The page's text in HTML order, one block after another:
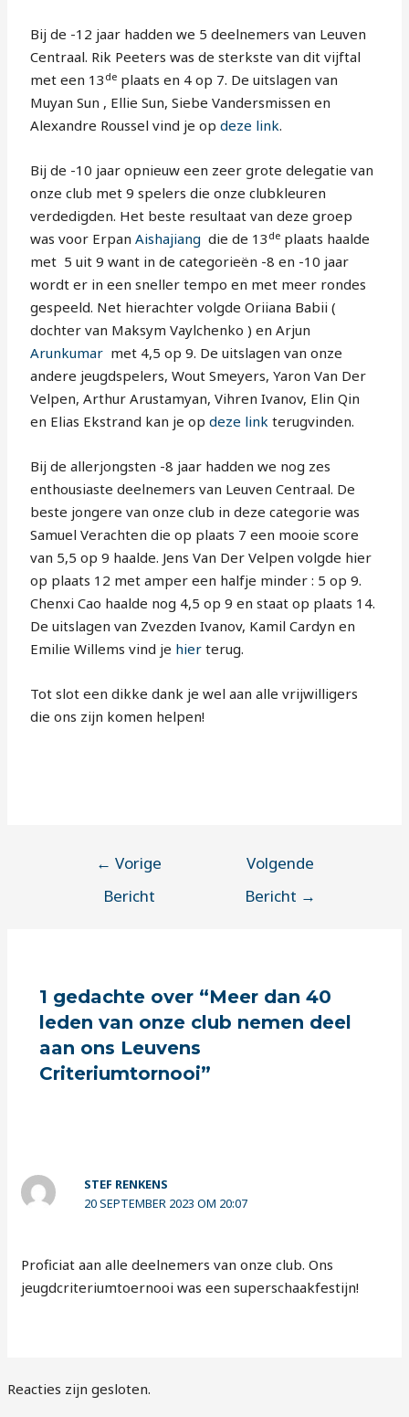
Bij de -12 jaar hadden we 5 deelnemers van Leuven
Centraal. Rik Peeters was de sterkste van dit vijftal
met een 13 de plaats en 4 op 7. De uitslagen van
Muyan Sun , Ellie Sun, Siebe Vandersmissen en
Alexandre Roussel vind je opdeze link.
Bij de -10 jaar opnieuw een zeer grote delegatie van
onze club met 9 spelers die onze clubkleuren
verdedigden. Het beste resultaat van deze groep
was voor ErpanAishajiangdie de 13 de plaats haalde
met 5 uit 9 want in de categorieën -8 en -10 jaar
wordt er in een sneller tempo en met meer rondes
gespeeld. Net hierachter volgde Oriiana Babii (
dochter van Maksym Vaylchenko ) en Arjun
Arunkumar met 4,5 op 9. De uitslagen van onze
andere jeugdspelers, Wout Smeyers, Yaron Van Der
Velpen, Arthur Arustamyan, Vihren Ivanov, Elin Qin
en Elias Ekstrand kan je opdeze link terugvinden.
Bij de allerjongsten -8 jaar hadden we nog zes
enthousiaste deelnemers van Leuven Centraal. De
beste jongere van onze club in deze categorie was
Samuel Verachten die op plaats 7 een mooie score
van 5,5 op 9 haalde. Jens Van Der Velpen volgde hier
op plaats 12 met amper een halfje minder : 5 op 9.
Chenxi Cao haalde nog 4,5 op 9 en staat op plaats 14.
De uitslagen van Zvezden Ivanov, Kamil Cardyn en
Emilie Willems vind je hier terug.
Tot slot een dikke dank je wel aan alle vrijwilligers
die ons zijn komen helpen!
← Vorige
Bericht
Volgende
Bericht →
1 gedachte over “Meer dan 40
leden van onze club nemen deel
aan ons Leuvens
Criteriumtornooi”
STEF RENKENS
20 SEPTEMBER 2023 OM 20:07
Proficiat aan alle deelnemers van onze club. Ons
jeugdcriteriumtoernooi was een superschaakfestijn!
Reacties zijn gesloten.